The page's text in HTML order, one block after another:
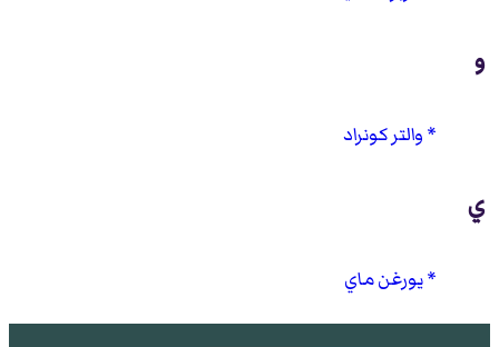
و
والتر كونراد
ي
يورغن ماي